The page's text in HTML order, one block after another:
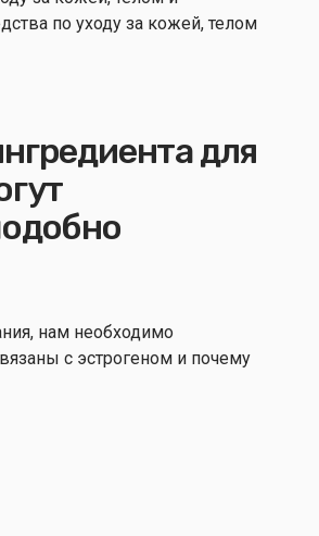
по уходу за кожей, телом
для
нам необходимо
с эстрогеном и почему